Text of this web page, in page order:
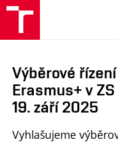
Výběrové
Erasmus+ v
19. září 2025
Vyhlašujeme